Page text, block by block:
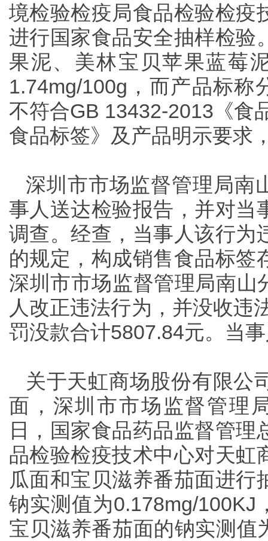
境检验检疫局食品检验检疫
进行国家食品安全抽样检验
果泥、美林宝贝苹果蓝莓
1.74mg/100g，而产品标称
不符合GB 13432-2013《食
食品标签》及产品明示要求
深圳市市场监督管理局南
事人送达检验报告，并对当
调查。经查，当事人该行为
的规定，构成销售食品标签
深圳市市场监督管理局南山
人改正违法行为，并没收违
罚没款合计5807.84元。当
关于天虹商场股份有限公
面，深圳市市场监督管理
日，国家食品药品监督管
品检验检疫技术中心对天虹
瓜面和宝贝滋养番茄面进
钠实测值为0.178mg/100KJ
宝贝滋养番茄面的钠实测值